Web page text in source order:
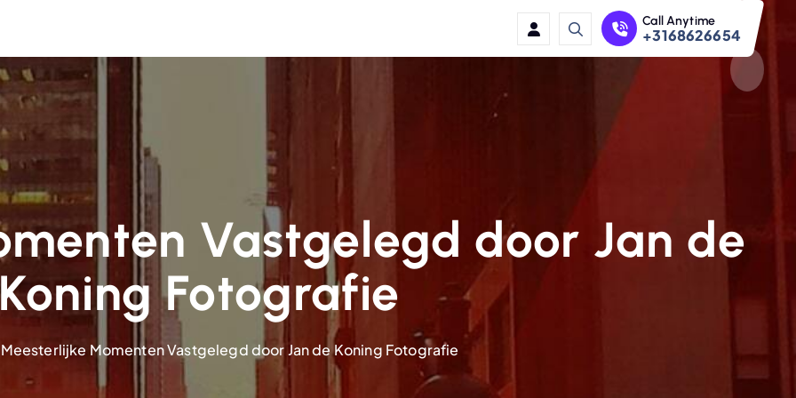
Call Anytime
+3168626654
Vastgelegd door Jan de
Fotografie
Meesterlijke Momenten Vastgelegd door Jan de Koning Fotografie